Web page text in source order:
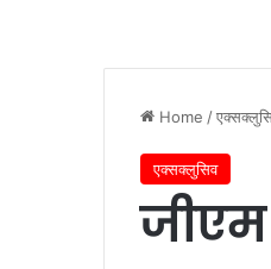
Home /
एक्सक्लुसिव
जीएम